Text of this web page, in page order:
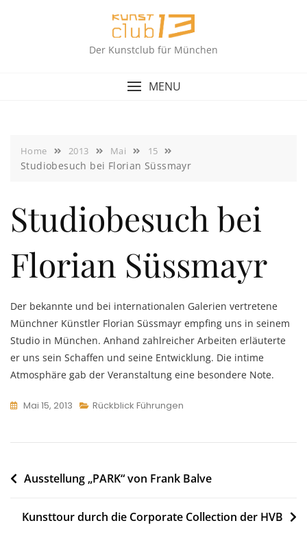
Der Kunstclub für München
MENU
Home 2013 Mai 15
Studiobesuch bei Florian Süssmayr
Studiobesuch bei
Florian Süssmayr
Der bekannte und bei internationalen Galerien vertretene
Münchner Künstler Florian Süssmayr empfing uns in seinem
Studio in München. Anhand zahlreicher Arbeiten erläuterte
er uns sein Schaffen und seine Entwicklung. Die intime
Atmosphäre gab der Veranstaltung eine besondere Note.
Mai 15, 2013 Rückblick Führungen
Beitragsnavigation
Ausstellung „PARK“ von Frank Balve
Kunsttour durch die Corporate Collection der HVB